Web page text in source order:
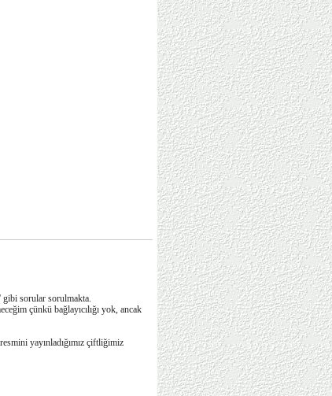
gibi sorular sorulmakta.
çünkü bağlayıcılığı yok, ancak
yayınladığımız çiftliğimiz